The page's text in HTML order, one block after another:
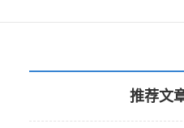
推荐文